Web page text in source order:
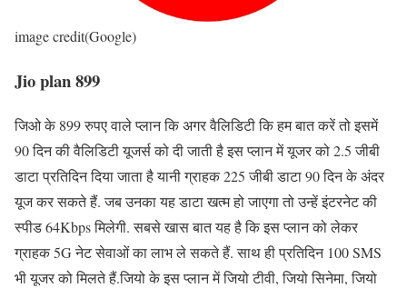
image credit(Google)
Jio plan 899
जिओ के 899 रुपए वाले प्लान कि अगर वैलिडिटी कि हम बात करें तो इसमें
90 दिन की वैलिडिटी यूजर्स को दी जाती है इस प्लान में यूजर को 2.5 जीबी
डाटा प्रतिदिन दिया जाता है यानी ग्राहक 225 जीबी डाटा 90 दिन के अंदर
यूज कर सकते हैं. जब उनका यह डाटा खत्म हो जाएगा तो उन्हें इंटरनेट की
स्पीड 64Kbps मिलेगी. सबसे खास बात यह है कि इस प्लान को लेकर
ग्राहक 5G नेट सेवाओं का लाभ ले सकते हैं. साथ ही प्रतिदिन 100 SMS
भी यूजर को मिलते हैं.जियो के इस प्लान में जियो टीवी, जियो सिनेमा, जियो